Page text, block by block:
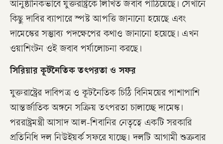
আনুষ্ঠানিকভাবে যুক্তরাষ্ট্রকে লিখিত জবাব পাঠিয়েছে। সেখানে
কিছু দাবির ব্যাপারে স্পষ্ট আপত্তি জানানো হয়েছে এবং
দামেস্কের সম্ভাব্য পদক্ষেপের কথাও জানানো হয়েছে। এখন
ওয়াশিংটন ওই জবাব পর্যালোচনা করছে।
সিরিয়ার কূটনৈতিক তৎপরতা ও সফর
যুক্তরাষ্ট্রের দাবিপত্র ও কূটনৈতিক চিঠি বিনিময়ের পাশাপাশি
আন্তর্জাতিক অঙ্গনে সক্রিয় তৎপরতা চালাচ্ছে দামেস্ক।
পররাষ্ট্রমন্ত্রী আসাদ আল-শিবানির নেতৃত্বে একটি সরকারি
প্রতিনিধি দল নিউইয়র্ক সফরে যাচ্ছে। দলটি আগামী শুক্রবার